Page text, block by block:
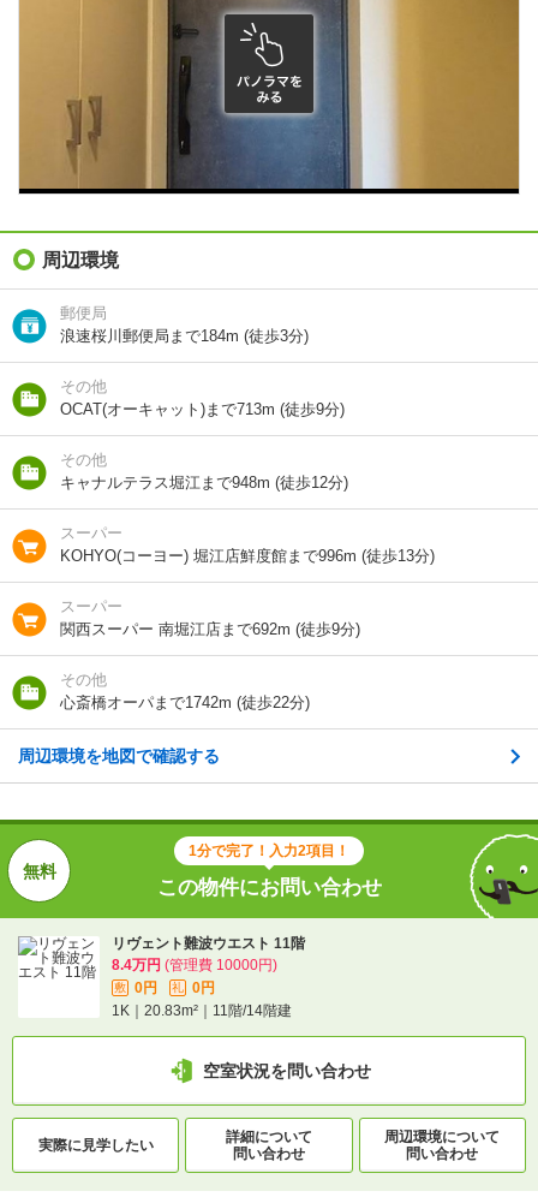
マンション 鉄筋コン
/ 2025年12月
11階/14階建
総戸数 154戸
向き
地図を見る
交通
地下鉄千日前線/桜川駅 歩4分
この物件にお問い合わせ
リヴェント難波ウエスト 11階
8.4万円 (管理費 10000円)
1K｜20.83m²｜11階/14階建
空室状況を問い合わせ
実際に
詳細について
問い合わせ
間取り・設備を
不動産会社に相談したい
電話で問い合わせ
周辺環境
郵便局
浪速桜川郵便局まで184m (徒歩3分)
その他
OCAT(オーキャット)まで713m (徒歩9分)
その他
キャナルテラス堀江まで948m (徒歩12分)
スーパー
KOHYO(コーヨー) 堀江店鮮度館まで996m (徒歩13分)
スーパー
関西スーパー 南堀江店まで692m (徒歩9分)
その他
心斎橋オーパまで1742m (徒歩22分)
周辺環境を地図で確認する
1分で完了！入力2項目！
この物件にお問い合わせ
リヴェント難波ウエスト 11階
8.4万円 (管理費 10000円)
敷 0円 礼
0円
1K｜20.83m²｜11階/14階建
空室状況を問い合わせ
実際に見学したい
詳細について
問い合わせ
周辺環境について
問い合わせ